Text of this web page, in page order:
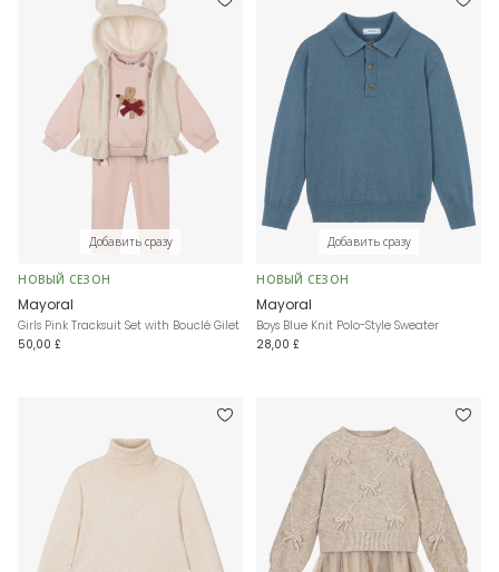
Добавить сразу
НОВЫЙ СЕЗОН
Mayoral
Girls Pink Tracksuit Set with Bouclé Gilet
50,00 £
Добавить сразу
НОВЫЙ СЕЗОН
Mayoral
Boys Blue Knit Polo-Style Sweater
28,00 £